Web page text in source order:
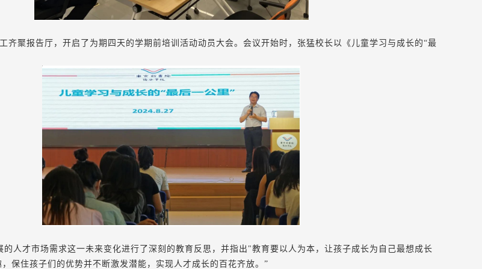
齐聚报告厅，开启了为期四天的学期前培训活动动员大会。会议开始时，张猛校长以《儿童学习与成长的“最
的人才市场需求这一未来变化进行了深刻的教育反思，并指出"教育要以人为本，让孩子成长为自己最想成长
保住孩子们的优势并不断激发潜能，实现人才成长的百花齐放。”